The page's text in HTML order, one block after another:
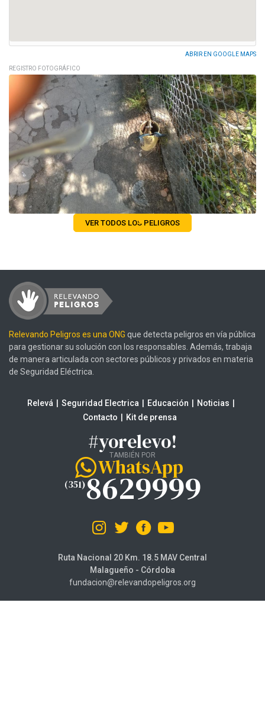
ABRIR EN GOOGLE MAPS
REGISTRO FOTOGRÁFICO
VER TODOS LOS PELIGROS
Relevando Peligros es una ONG que detecta peligros en vía pública
para gestionar su solución con los responsables. Además, trabaja
de manera articulada con sectores públicos y privados en materia
de Seguridad Eléctrica.
Relevá Seguridad Electrica Educación
Noticias
Contacto
Kit de prensa
#yorelevo!
TAMBIÉN POR
WhatsApp
(351)8629999
Ruta Nacional 20 Km. 18.5 MAV Central
Malagueño - Córdoba
fundacion@relevandopeligros.org